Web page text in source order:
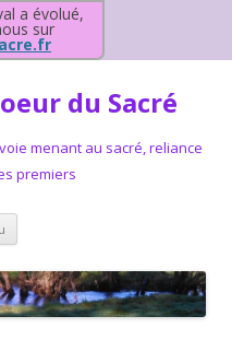
a évolué,
sur
du Sacré
menant au sacré, reliance
premiers
Aller au contenu principal